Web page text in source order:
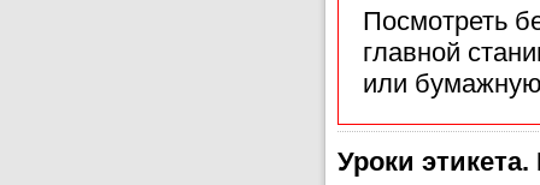
Посмотреть
главной
или
Уроки этикета.